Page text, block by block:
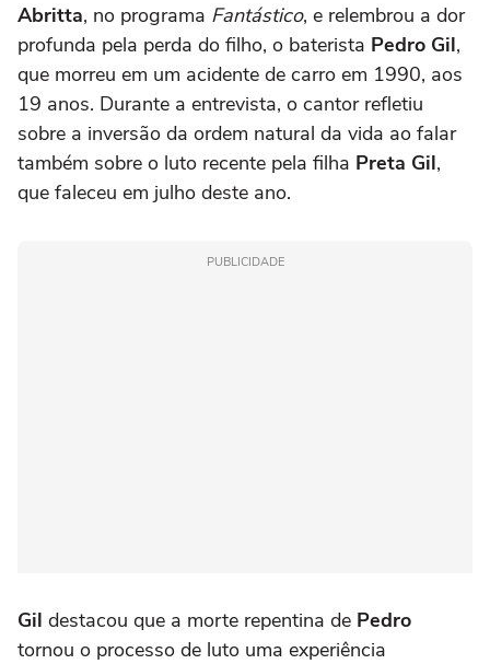
Abritta, no programa Fantástico, e relembrou a dor
profunda pela perda do filho, o baterista Pedro Gil,
que morreu em um acidente de carro em 1990, aos
19 anos. Durante a entrevista, o cantor refletiu
sobre a inversão da ordem natural da vida ao falar
também sobre o luto recente pela filha Preta Gil,
que faleceu em julho deste ano.
PUBLICIDADE
Gil destacou que a morte repentina de Pedro
tornou o processo de luto uma experiência